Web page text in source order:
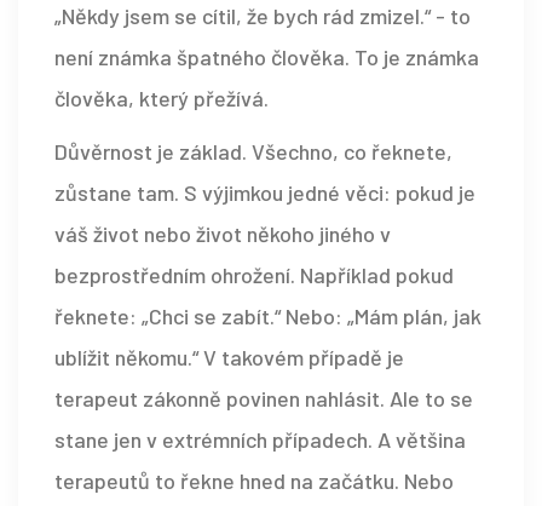
„Někdy jsem se cítil, že bych rád zmizel.“ - to
není známka špatného člověka. To je známka
člověka, který přežívá.
Důvěrnost je základ. Všechno, co řeknete,
zůstane tam. S výjimkou jedné věci: pokud je
váš život nebo život někoho jiného v
bezprostředním ohrožení. Například pokud
řeknete: „Chci se zabít.“ Nebo: „Mám plán, jak
ublížit někomu.“ V takovém případě je
terapeut zákonně povinen nahlásit. Ale to se
stane jen v extrémních případech. A většina
terapeutů to řekne hned na začátku. Nebo